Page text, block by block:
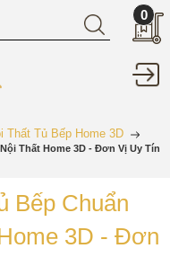
0
Thất Tủ Bếp Home 3D
Thất Home 3D - Đơn Vị Uy Tín
Bếp Chuẩn
3D - Đơn